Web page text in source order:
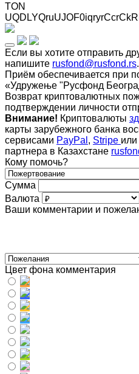
TON
Если вы хотите отправить
напишите rusfond@rusfond.rs.
Приём обеспечивается при
«Удружење "Русфонд
Возврат криптовалютных
подтверждении личности
Внимание! Криптовалюты
карты зарубежного банка
сервисами PayPal , Stripe
партнера в Казахстане
Кому помочь?
Сумма
Валюта
Ваши комментарии и
Цвет фона комментария